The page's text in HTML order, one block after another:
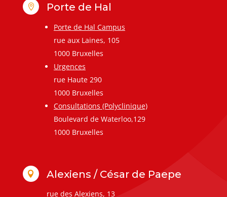
 Porte de Hal
Porte de Hal Campus
rue aux Laines, 105
1000 Bruxelles
Urgences
rue Haute 290
1000 Bruxelles
Consultations (Polyclinique)
Boulevard de Waterloo,129
1000 Bruxelles
 Alexiens / César de Paepe
rue des Alexiens, 13